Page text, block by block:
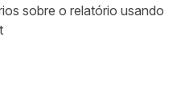
sobre o relatório usando